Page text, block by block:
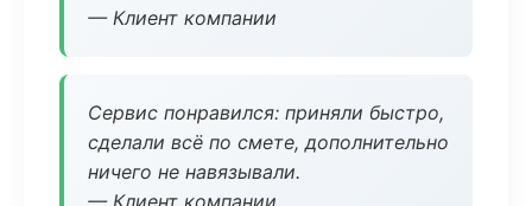
— Клиент компании
Сервис понравился: приняли быстро,
сделали всё по смете, дополнительно
ничего не навязывали.
— Клиент компании